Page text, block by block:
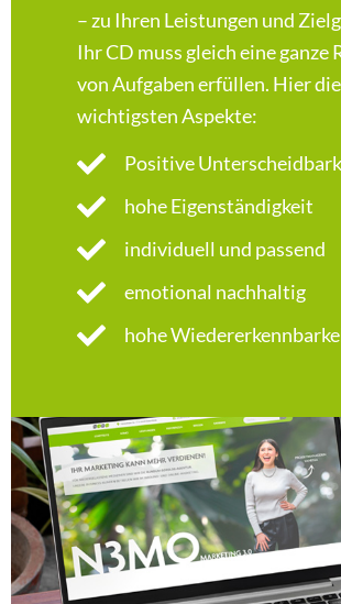
– zu Ihren Leistungen und
Ihr CD muss gleich eine ganze
von Aufgaben erfüllen. Hier die
wichtigsten Aspekte:
Positive
hohe Eigenständigkeit
individuell und passend
emotional nachhaltig
hohe